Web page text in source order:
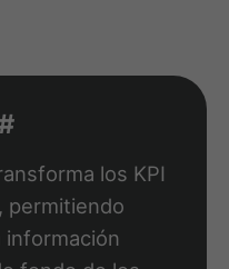
de la
exclusivo y